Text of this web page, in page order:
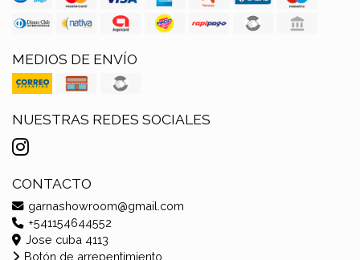
MEDIOS DE ENVÍO
NUESTRAS REDES SOCIALES
CONTACTO
garnashowroom@gmail.com
+541154644552
Jose cuba 4113
Botón de arrepentimiento